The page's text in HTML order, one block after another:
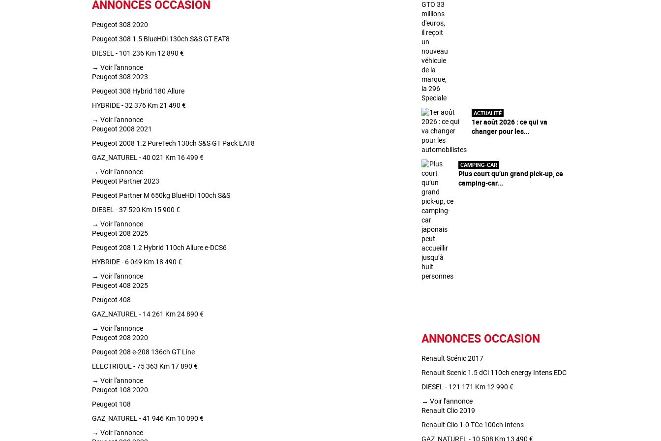
ANNONCES OCCASION
Peugeot 308 2020
Peugeot 308 1.5 BlueHDi 130ch S&S GT EAT8
DIESEL - 101 236 Km 12 890 €
→ Voir l'annonce
Peugeot 308 2023
Peugeot 308 Hybrid 180 Allure
HYBRIDE - 32 376 Km21 490 €
→ Voir l'annonce
Peugeot 2008 2021
Peugeot 2008 1.2 PureTech 130ch S&S GT Pack EAT8
GAZ_NATUREL - 40 021 Km 16 499 €
→ Voir l'annonce
Peugeot Partner 2023
Peugeot Partner M 650kg BlueHDi 100ch S&S
DIESEL - 37 520 Km 15 900 €
→ Voir l'annonce
Peugeot 208 2025
Peugeot 208 1.2 Hybrid 110ch Allure e-DCS6
HYBRIDE - 6 049 Km 18 490 €
→ Voir l'annonce
Peugeot 408 2025
Peugeot 408
GAZ_NATUREL - 14 261 Km24 890 €
→ Voir l'annonce
Peugeot 208 2020
Peugeot 208 e-208 136ch GT Line
ELECTRIQUE - 75 363 Km 17 890 €
→ Voir l'annonce
Peugeot 108 2020
Peugeot 108
GAZ_NATUREL - 41 946 Km 10 090 €
→ Voir l'annonce
ACTUALITÉ
1er août 2026 : ce qui va
changer pour les...
CAMPING-CAR
Plus court qu’un grand pick-up, ce
camping-car...
ANNONCES OCCASION
Renault Scénic 2017
Renault Scenic 1.5 dCi 110ch energy Intens EDC
DIESEL - 121 171 Km 12 990 €
→ Voir l'annonce
Renault Clio 2019
Renault Clio 1.0 TCe 100ch Intens
GAZ_NATUREL - 10 508 Km 13 490 €